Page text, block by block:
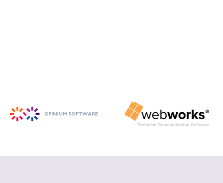
PowerPoint から HTML5 形式の e ラ
ーニング コンテンツを作成